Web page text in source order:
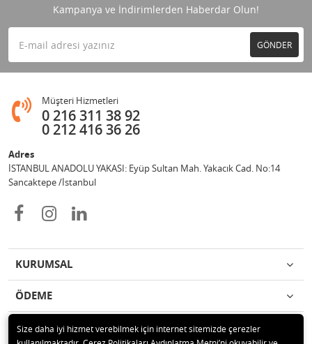
Kampanya ve İndirimlerden Haberdar Olun!
GÖNDER
Müşteri Hizmetleri
0 216 311 38 92
0 212 416 36 26
Adres
İSTANBUL ANADOLU YAKASI: Eyüp Sultan Mah. Yakacık Cad. No:14
Sancaktepe /İstanbul
KURUMSAL
ÖDEME
İLETİŞİM
Size daha iyi hizmet verebilmek için internet sitemizde çerezler